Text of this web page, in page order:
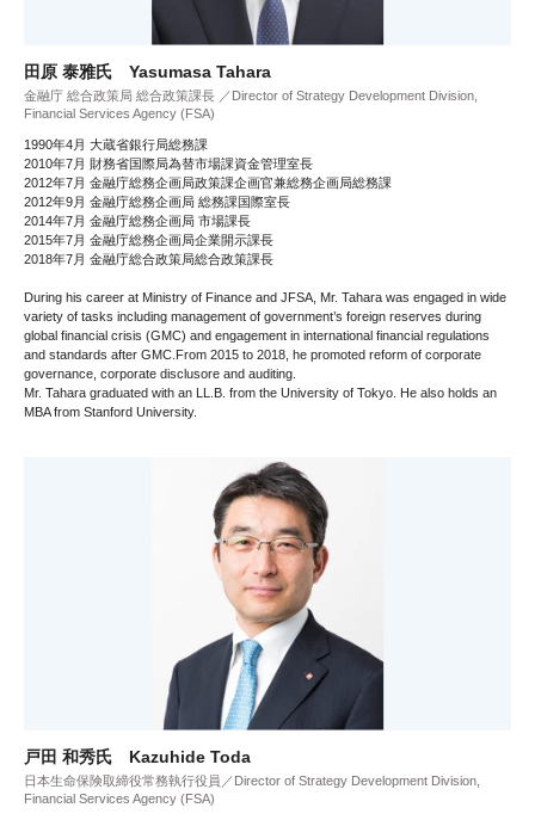
田原 泰雅氏 Yasumasa Tahara
金融庁 総合政策局 総合政策課長 ／Director of Strategy Development Division,
Financial Services Agency (FSA)
1990年4月 大蔵省銀行局総務課
2010年7月 財務省国際局為替市場課資金管理室長
2012年7月 金融庁総務企画局政策課企画官兼総務企画局総務課
2012年9月 金融庁総務企画局 総務課国際室長
2014年7月 金融庁総務企画局 市場課長
2015年7月 金融庁総務企画局企業開示課長
2018年7月 金融庁総合政策局総合政策課長
During his career at Ministry of Finance and JFSA, Mr. Tahara was engaged in wide
variety of tasks including management of government’s foreign reserves during
global financial crisis (GMC) and engagement in international financial regulations
and standards after GMC.From 2015 to 2018, he promoted reform of corporate
governance, corporate disclusore and auditing.
Mr. Tahara graduated with an LL.B. from the University of Tokyo. He also holds an
MBA from Stanford University.
戸田 和秀氏 Kazuhide Toda
日本生命保険取締役常務執行役員／Director of Strategy Development Division,
Financial Services Agency (FSA)